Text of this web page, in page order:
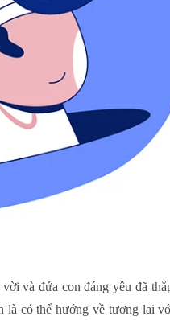
và đứa con đáng yêu đã
có thể hướng về tương lai